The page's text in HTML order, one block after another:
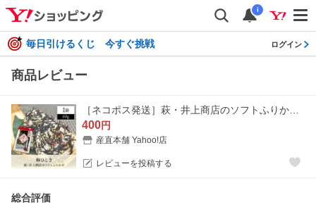
i
毎日引けるくじ 今すぐ挑戦 ログイン
商品レビュー
400円
産直本舗 Yahoo!店
レビューを投稿する
総合評価